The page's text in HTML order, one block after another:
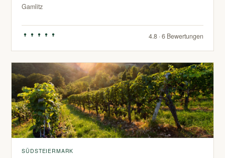
Gamlitz
4.8 · 6 Bewertungen
SÜDSTEIERMARK